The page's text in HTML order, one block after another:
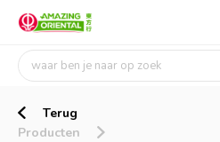
Terug
Producten